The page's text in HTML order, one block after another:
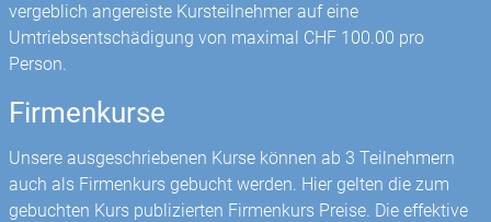
vergeblich angereiste Kursteilnehmer auf eine
Umtriebsentschädigung von maximal CHF 100.00 pro
Person.
Firmenkurse
Unsere ausgeschriebenen Kurse können ab 3 Teilnehmern
auch als Firmenkurs gebucht werden. Hier gelten die zum
gebuchten Kurs publizierten Firmenkurs Preise. Die effektive